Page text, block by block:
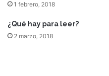
1 febrero, 2018
¿Qué hay para leer?
2 marzo, 2018